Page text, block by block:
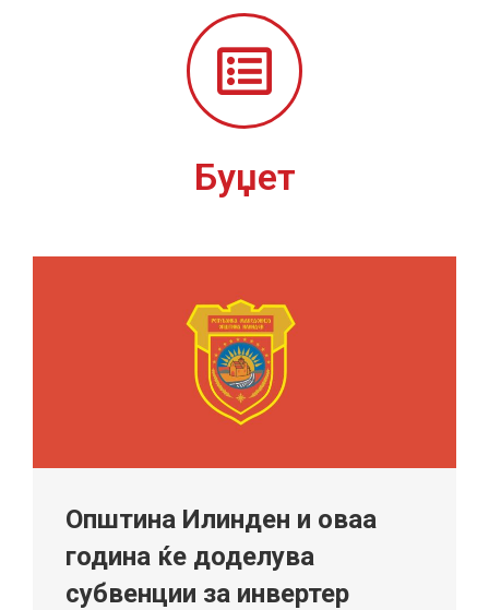
Буџет
Oпштина Илинден и оваа
година ќе доделува
субвенции за инвертер